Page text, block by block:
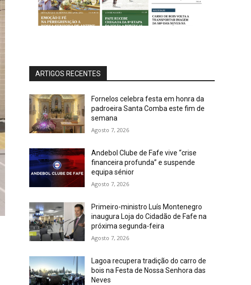
ARTIGOS RECENTES
Fornelos celebra festa em honra da
padroeira Santa Comba este fim de
semana
Agosto 7, 2026
Andebol Clube de Fafe vive “crise
financeira profunda” e suspende
equipa sénior
Agosto 7, 2026
Primeiro-ministro Luís Montenegro
inaugura Loja do Cidadão de Fafe na
próxima segunda-feira
Agosto 7, 2026
Lagoa recupera tradição do carro de
bois na Festa de Nossa Senhora das
Neves